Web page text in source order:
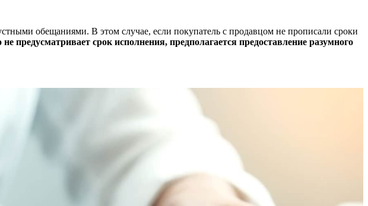
обещаниями. В этом случае, если покупатель с продавцом не прописали сроки
не предусматривает срок исполнения, предполагается предоставление разумного